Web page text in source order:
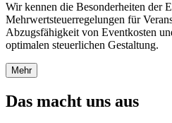
Wir kennen die Besonderheiten der
Mehrwertsteuerregelungen für
Abzugsfähigkeit von Eventkosten
optimalen steuerlichen Gestaltung.
Mehr
Das macht uns aus